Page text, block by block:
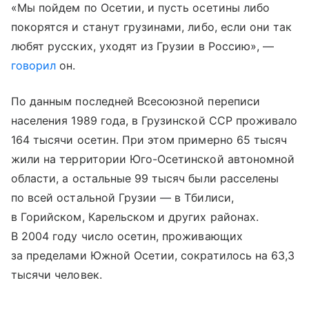
«Мы пойдем по Осетии, и пусть осетины либо
покорятся и станут грузинами, либо, если они так
любят русских, уходят из Грузии в Россию», —
говорил он.
По данным последней Всесоюзной переписи
населения 1989 года, в Грузинской ССР проживало
164 тысячи осетин. При этом примерно 65 тысяч
жили на территории Юго-Осетинской автономной
области, а остальные 99 тысяч были расселены
по всей остальной Грузии — в Тбилиси,
в Горийском, Карельском и других районах.
В 2004 году число осетин, проживающих
за пределами Южной Осетии, сократилось на 63,3
тысячи человек.